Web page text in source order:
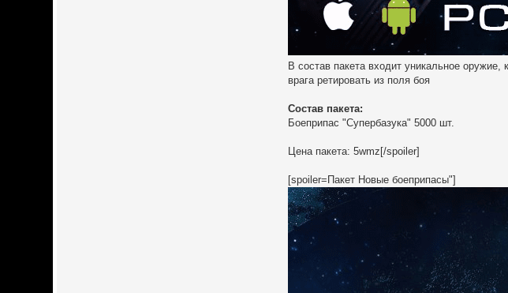
В состав пакета входит уникальное
врага ретировать из поля боя
Состав пакета:
Боеприпас "Супербазука" 5000 шт.
Цена пакета: 5wmz[/spoiler]
[spoiler=Пакет Новые боеприпасы"]